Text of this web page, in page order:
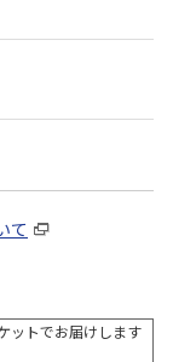
て
ットでお届けします